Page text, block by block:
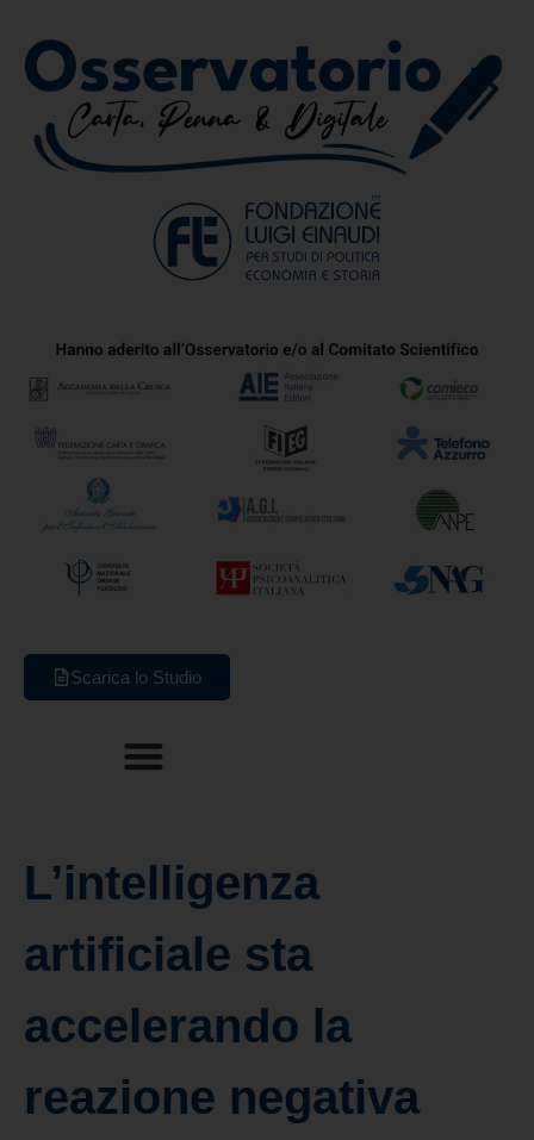
Scarica lo Studio
L’intelligenza
artificiale sta
accelerando la
reazione negativa